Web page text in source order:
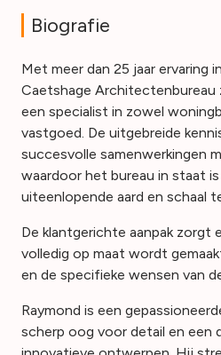
Biografie
Met meer dan 25 jaar ervaring
Caetshage Architectenbureau
een specialist in zowel
vastgoed. De uitgebreide
succesvolle samenwerkingen
waardoor het bureau in staat
uiteenlopende aard en schaal
De klantgerichte aanpak zorgt
volledig op maat wordt
en de specifieke wensen van
Raymond is een
scherp oog voor detail en een